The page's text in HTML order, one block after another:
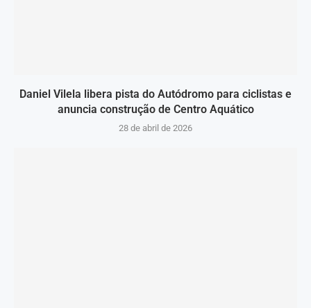
Daniel Vilela libera pista do Autódromo para ciclistas e
anuncia construção de Centro Aquático
28 de abril de 2026